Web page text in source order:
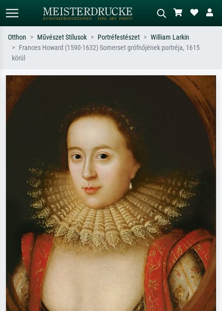
szerint – pl. Monet, Csillagos éj,
impresszionizmus, Hokusai-hullám,
piros absztrakt, sötét olajkép, álló akt
Otthon Művészet Stílusok Portréfestészet
William Larkin
Frances Howard (1590-1632) Somerset grófnőjének portréja, 1615
körül